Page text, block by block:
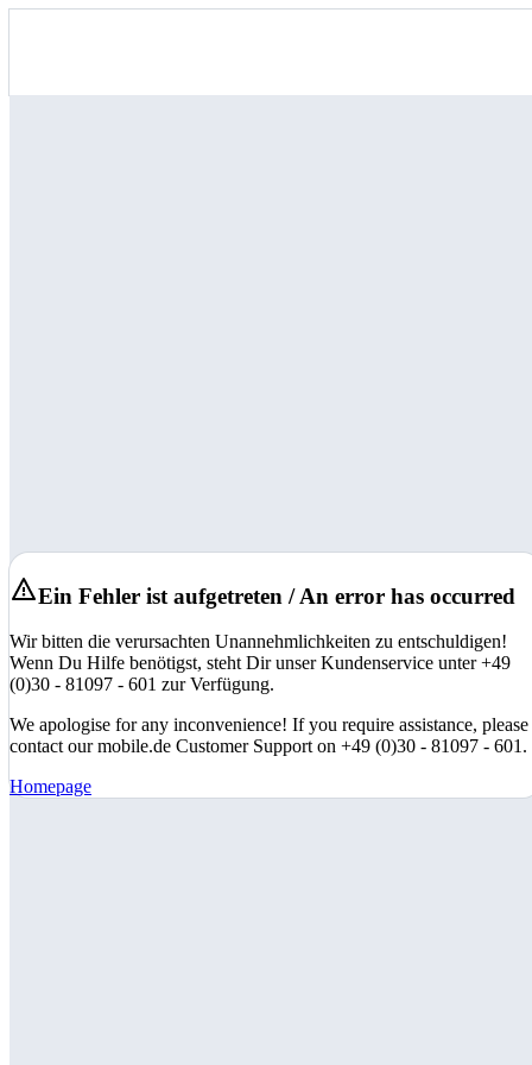
Ein Fehler ist aufgetreten / An error has occurred
Wir bitten die verursachten Unannehmlichkeiten zu entschuldigen!
Wenn Du Hilfe benötigst, steht Dir unser Kundenservice unter +49
(0)30 - 81097 - 601 zur Verfügung.
We apologise for any inconvenience! If you require assistance, please
contact our mobile.de Customer Support on +49 (0)30 - 81097 - 601.
Homepage